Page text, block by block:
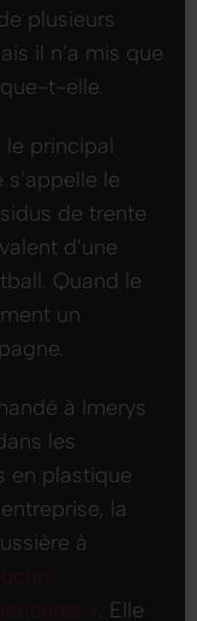
plusieurs
il n’a mis que
t-elle.
principal
le
de trente
d’une
Quand le
un
à Imerys
les
en plastique
la
à
». Elle